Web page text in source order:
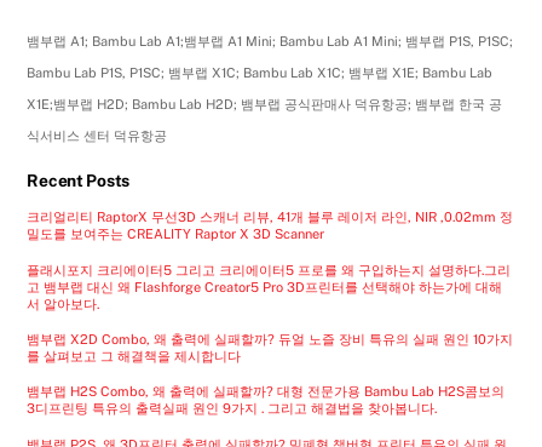
뱀부랩 A1; Bambu Lab A1;뱀부랩 A1 Mini; Bambu Lab A1 Mini; 뱀부랩 P1S, P1SC;
Bambu Lab P1S, P1SC; 뱀부랩 X1C; Bambu Lab X1C; 뱀부랩 X1E; Bambu Lab
X1E;뱀부랩 H2D; Bambu Lab H2D; 뱀부랩 공식판매사 덕유항공; 뱀부랩 한국 공
식서비스 센터 덕유항공
Recent Posts
크리얼리티 RaptorX 무선3D 스캐너 리뷰, 41개 블루 레이저 라인, NIR ,0.02mm 정
밀도를 보여주는 CREALITY Raptor X 3D Scanner
플래시포지 크리에이터5 그리고 크리에이터5 프로를 왜 구입하는지 설명하다.그리
고 뱀부랩 대신 왜 Flashforge Creator5 Pro 3D프린터를 선택해야 하는가에 대해
서 알아보다.
뱀부랩 X2D Combo, 왜 출력에 실패할까? 듀얼 노즐 장비 특유의 실패 원인 10가지
를 살펴보고 그 해결책을 제시합니다
뱀부랩 H2S Combo, 왜 출력에 실패할까? 대형 전문가용 Bambu Lab H2S콤보의
3디프린팅 특유의 출력실패 원인 9가지 . 그리고 해결법을 찾아봅니다.